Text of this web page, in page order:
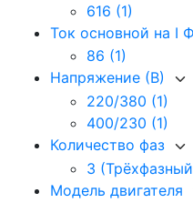
616 (1)
Ток основной на I
86 (1)
Напряжение (В)
220/380 (1)
400/230 (1)
Количество фаз
3
Модель двигателя